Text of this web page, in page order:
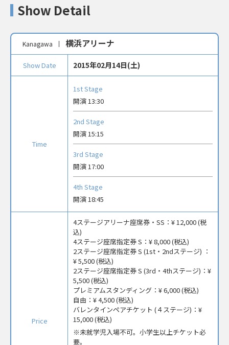
Show Detail
Kanagawa 横浜アリーナ
Show Date 2015年02月14日(土)
Time
1st Stage
開演 13:30
2nd Stage
開演 15:15
3rd Stage
開演 17:00
4th Stage
開演 18:45
Price
4ステージアリーナ座席券・SS： ¥ 12,000 (税
込)
4ステージ座席指定券 S： ¥ 8,000 (税込)
2ステージ座席指定券 S (1st・2ndステージ) ：
¥ 5,500 (税込)
2ステージ座席指定券 S (3rd・4thステージ)： ¥
5,500 (税込)
プレミアムスタンディング： ¥ 6,000 (税込)
自由： ¥ 4,500 (税込)
バレンタインペアチケット (４ステージ)： ¥
15,000 (税込)
未就学児入場不可。小学生以上チケット必
要。